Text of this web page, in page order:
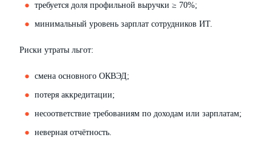
требуется доля профильной выручки ≥ 70%;
минимальный уровень зарплат сотрудников ИТ.
Риски утраты льгот:
смена основного ОКВЭД;
потеря аккредитации;
несоответствие требованиям по доходам или зарплатам;
неверная отчётность.